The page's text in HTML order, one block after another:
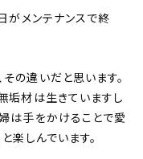
がメンテナンスで終
の違いだと思います。
垢材は生きていますし
は手をかけることで愛
楽しんでいます。